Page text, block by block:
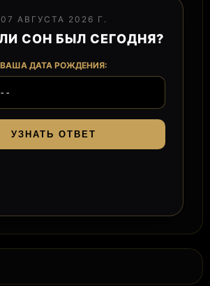
07 АВГУСТА 2026 Г.
СОН БЫЛ СЕГОДНЯ?
ВАША ДАТА РОЖДЕНИЯ:
УЗНАТЬ ОТВЕТ